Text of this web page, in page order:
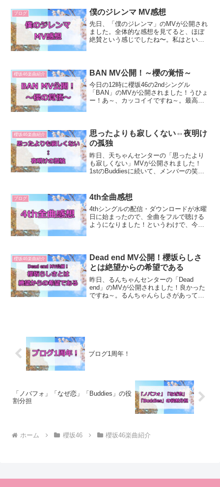
え」みたいな感じで、何回か聞いて「い
いんじゃない？」みたいな感...
ブログ 僕のジレンマ MV感想
先日、「僕のジレンマ」のMVが公開され
ました。全体的な感想を見てると、ほぼ
絶賛という感じでしたね〜。私はという
ィーチャーされていた部...
櫻坂46楽曲紹介 BAN MV公開！～櫻の覚悟～
今日の12時に櫻坂46の2ndシングル
「BAN」のMVが公開されました！うひょ
ー！あ～、カッコイイですね～。最高で
のものを感じます。欅...
櫻坂46楽曲紹介
思ったよりも寂しくない⇔夜明け
の孤独
昨日、天ちゃんセンターの「思ったより
も寂しくない」MVが公開されました！
1stのBuddiesに続いて、メンバーの笑顔
なポイントもあるMVで、見ていて面白か
ったです。...
ブログ 4th全曲感想
4thシングルの配信・ダウンロードが水曜
日に始まったので、全曲をフルで聴ける
ようになりました！というわけで、今回
いうこともあった...
櫻坂46楽曲紹介
Dead end MV公開！櫻坂らしさ
とは絶望からの希望である
昨日、るんちゃんセンターの「Dead
end」のMVが公開されました！良かった
ですね～。るんちゃんらしさがあって、
ブログ1周年！
「ノバフォ」「なぜ恋」「Buddies」の役
割分担
ホーム 櫻坂46 櫻坂46楽曲紹介